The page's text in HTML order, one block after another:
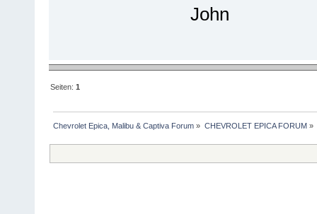
John
Seiten:1
Chevrolet Epica, Malibu & Captiva Forum » CHEVROLET EPICA FORUM»